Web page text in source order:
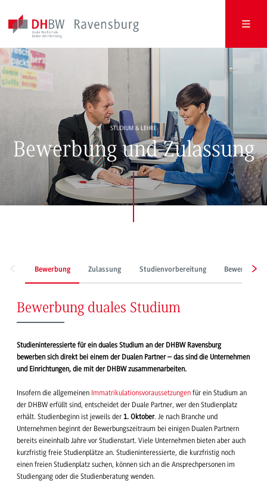
STUDIUM & LEHRE
Bewerbung und Zulassung
Bewerbung Zulassung Studienvorbereitung Bewerbung
Bewerbung duales Studium
Studieninteressierte für ein duales Studium an der DHBW Ravensburg
bewerben sich direkt bei einem der Dualen Partner – das sind die Unternehmen
und Einrichtungen, die mit der DHBW zusammenarbeiten.
Insofern die allgemeinen Immatrikulationsvoraussetzungen für ein Studium an
der DHBW erfüllt sind, entscheidet der Duale Partner, wer den Studienplatz
erhält. Studienbeginn ist jeweils der 1. Oktober. Je nach Branche und
Unternehmen beginnt der Bewerbungszeitraum bei einigen Dualen Partnern
bereits eineinhalb Jahre vor Studienstart. Viele Unternehmen bieten aber auch
kurzfristig freie Studienplätze an. Studieninteressierte, die kurzfristig noch
einen freien Studienplatz suchen, können sich an die Ansprechpersonen im
Studiengang oder die Studienberatung wenden.